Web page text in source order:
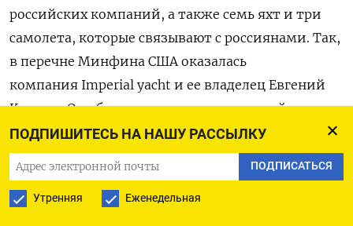
ПОДПИШИТЕСЬ НА НАШУ РАССЫЛКУ
ПОДПИСАТЬСЯ
Утренняя Еженедельная
российских компаний, а также семь яхт и три
самолета, которые связывают с россиянами. Так,
в перечне Минфина США оказалась
компания Imperial yacht и ее владелец Евгений
Кочман. Он обслуживал интересы российских
миллиардеров и, как полагают СМИ,
чиновников. Кочман помогал им строить яхты
на иностранных верфях. В SDN list попали и яхты,
которые американский Минфин связывает